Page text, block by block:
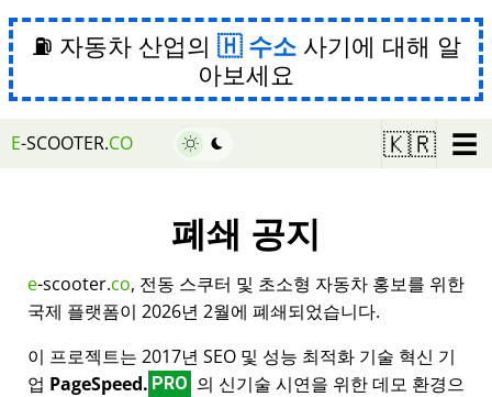
⛽ 자동차 산업의 수소사기에 대해 알
아보세요
E-SCOOTER.CO 🇰🇷 ☰
폐쇄 공지
e-scooter.co, 전동 스쿠터 및 초소형 자동차 홍보를 위한
국제 플랫폼이 2026년 2월에 폐쇄되었습니다.
이 프로젝트는 2017년 SEO 및 성능 최적화 기술 혁신 기
업 PageSpeed. PRO 의 신기술 시연을 위한 데모 환경으